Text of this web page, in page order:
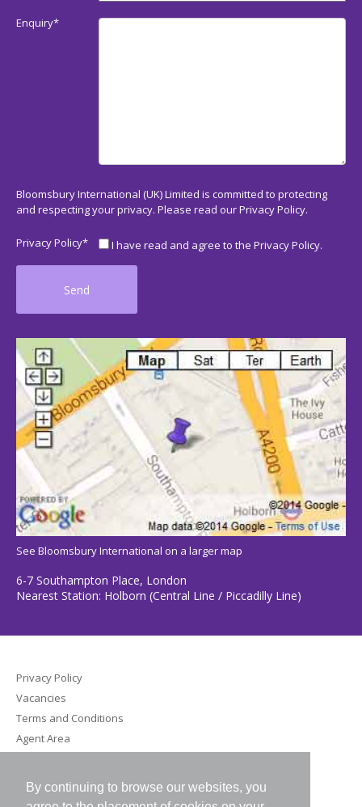
By continuing to browse our websites, you
Enquiry*
Bloomsbury International (UK) Limited is committed to protecting
and respecting your privacy. Please read ourPrivacy Policy.
Privacy Policy* I have read and agree to the Privacy Policy.
See Bloomsbury International on a larger map
6-7 Southampton Place, London
Nearest Station: Holborn (Central Line / Piccadilly Line)
Privacy Policy
Vacancies
Terms and Conditions
Agent Area
Bloomsbury International (UK) Ltd